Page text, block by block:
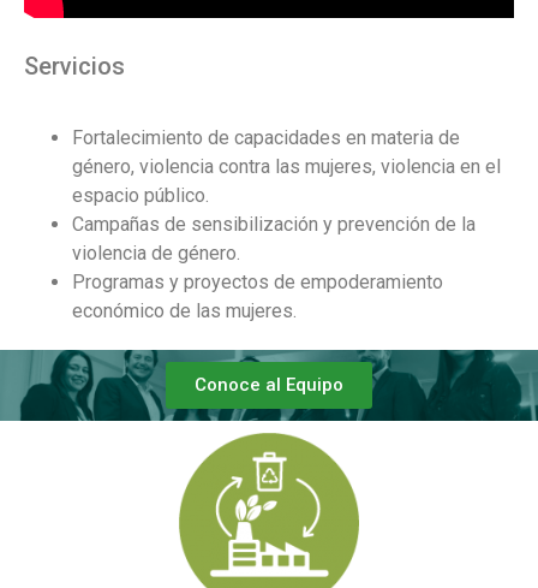
Servicios
Fortalecimiento de capacidades en materia de
género, violencia contra las mujeres, violencia en el
espacio público.
Campañas de sensibilización y prevención de la
violencia de género.
Programas y proyectos de empoderamiento
económico de las mujeres.
Conoce al Equipo